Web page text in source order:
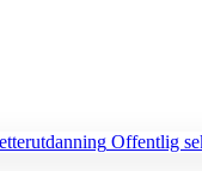
Offentlig